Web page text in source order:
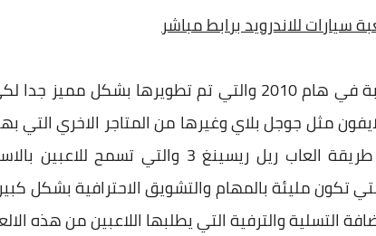
للاندرويد برابط مباشر
كما تم اصدار تلك اللعبة في هام 2010 والتي تم
مثل جوجل بلاي وغيرها من المتاجر الاخري التي
حماية كبيرة جدا في طريقة العاب ريل
تكون مليئة بالمهام والتشويق الاحترافية بشكل
التسلية والترفية التي يطلبها اللاعبين من هذه